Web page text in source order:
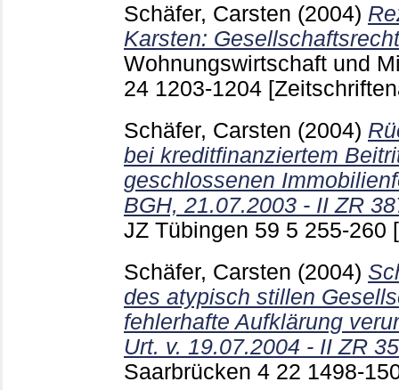
Schäfer, Carsten (2004)
Karsten:
Wohnungswirtschaft und
24 1203-1204
Schäfer, Carsten (2004)
bei kreditfinanziertem
geschlossenen
BGH, 21.07.2003 - II ZR
JZ Tübingen 59 5 255-260
Schäfer, Carsten (2004)
des atypisch stillen
fehlerhafte Aufklärung
Urt. v. 19.07.2004 - II ZR
Saarbrücken 4 22 1498-